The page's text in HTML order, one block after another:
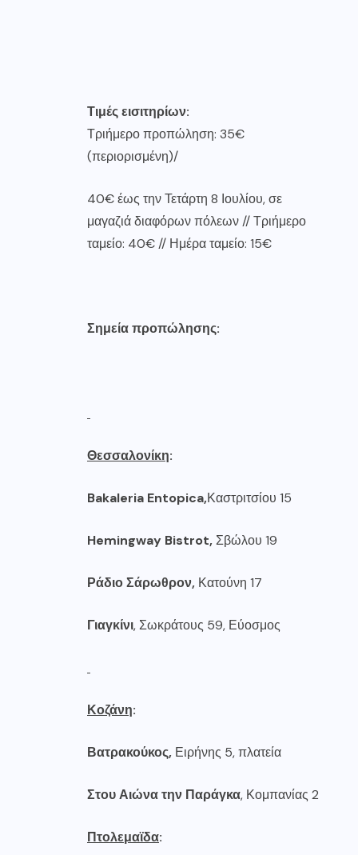
Τιμέςεισιτηρίων:
Τριήμερο προπώληση: 35€
(περιορισμένη)/
40€ έως την Τετάρτη 8 Ιουλίου, σε
μαγαζιά διαφόρων πόλεων // Τριήμερο
ταμείο: 40€ // Ημέρα ταμείο: 15€
Σημεία προπώλησης:
Θεσσαλονίκη:
Bakaleria Entopica,Καστριτσίου 15
Hemingway Bistrot,Σβώλου 19
Ράδιο Σάρωθρον, Κατούνη 17
Γιαγκίνι, Σωκράτους 59, Εύοσμος
Κοζάνη:
Βατρακούκος, Ειρήνης 5, πλατεία
Στου Αιώνα την Παράγκα, Κομπανίας 2
Πτολεμαϊδα: